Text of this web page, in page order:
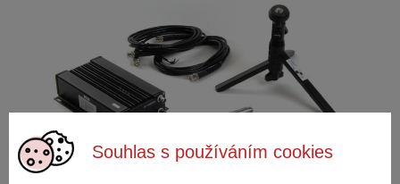
Souhlas s používáním cookies